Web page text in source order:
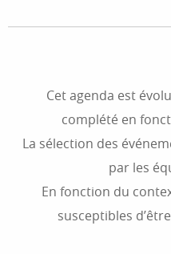
Tournée "Ça, c'est le Sud"
Les Nuits des Étoiles
Fête Médiévale "30 ans,
Fêtes Latino-Mexicaines
Exposition-dossiers
Les marmottons
Festival Musiques en
Festival de la Haute Clarée
Cet agenda est
complété en
La sélection des
par les
En fonction du
susceptibles